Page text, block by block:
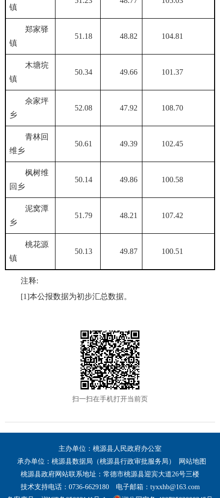
镇
郑家驿
镇
51.18 48.82 104.81
木塘垸
镇
50.34 49.66 101.37
佘家坪
乡
52.08 47.92 108.70
青林回
维乡
50.61 49.39 102.45
枫树维
回乡
50.14 49.86 100.58
泥窝潭
乡
51.79 48.21 107.42
桃花源
镇
50.13 49.87 100.51
注释:
[1]本公报数据为初步汇总数据。
扫一扫在手机打开当前页
主办单位：桃源县人民政府办公室
承办单位：桃源县数据局（桃源县行政审批服务局）
网站地图
桃源县政府网站联系地址：常德市桃源县迎宾大道26号三楼
技术支持电话：0736-6629180
电子邮箱：tyxxhb@163.com